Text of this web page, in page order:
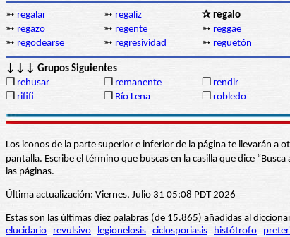
➳ regalar ➳ regaliz ✰ regalo
➳ regazo ➳ regente ➳ reggae
➳ regodearse ➳ regresividad ➳ reguetón
↓↓↓ Grupos Siguientes
❒ rehusar ❒ remanente ❒ rendir
❒ rififi ❒ Río Lena ❒ robledo
Los iconos de la parte superior e inferior de la página te llevarán a
pantalla. Escribe el término que buscas en la casilla que dice
las páginas.
Última actualización: Viernes, Julio 31 05:08 PDT 2026
Estas son las últimas diez palabras (de 15.865) añadidas al
elucidario
revulsivo legionelosis ciclosporiasis histótrofo